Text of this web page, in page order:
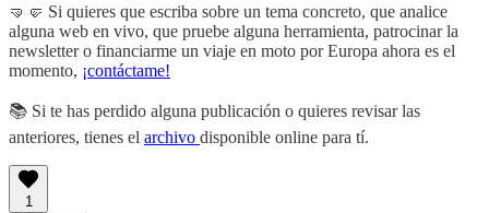
🤜🤛 Si quieres que escriba sobre un tema concreto, que analice
alguna web en vivo, que pruebe alguna herramienta, patrocinar la
newsletter o financiarme un viaje en moto por Europa ahora es el
momento, ¡contáctame!
📚 Si te has perdido alguna publicación o quieres revisar las
anteriores, tienes el archivo disponible online para tí.
1